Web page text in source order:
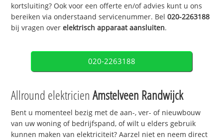
kortsluiting? Ook voor een offerte en/of advies kunt u ons
bereiken via onderstaand servicenummer. Bel020-2263188
bij vragen overelektrisch apparaat aansluiten.
020-2263188
Allround elektricienAmstelveen Randwijck
Bent u momenteel bezig met de aan-, ver- of nieuwbouw
van uw woning of bedrijfspand, of wilt u elders gebruik
kunnen maken van elektriciteit? Aarzel niet en neem direct